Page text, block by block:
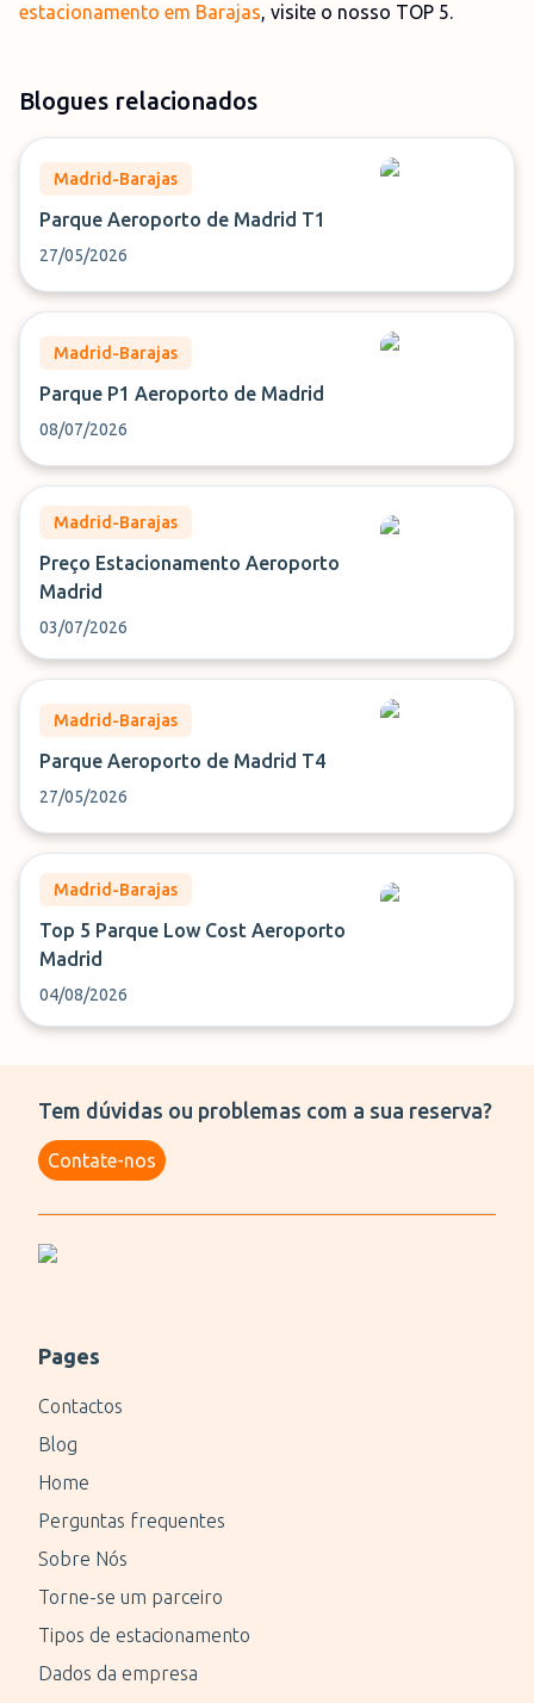
estacionamento em Barajas, visite o nosso TOP 5.
Blogues relacionados
Madrid-Barajas
Parque Aeroporto de Madrid T1
27/05/2026
Madrid-Barajas
Parque P1 Aeroporto de Madrid
08/07/2026
Madrid-Barajas
Preço Estacionamento Aeroporto
Madrid
03/07/2026
Madrid-Barajas
Parque Aeroporto de Madrid T4
27/05/2026
Madrid-Barajas
Top 5 Parque Low Cost Aeroporto
Madrid
04/08/2026
Tem dúvidas ou problemas com a sua reserva?
Contate-nos
Pages
Contactos
Blog
Home
Perguntas frequentes
Sobre Nós
Torne-se um parceiro
Tipos de estacionamento
Dados da empresa